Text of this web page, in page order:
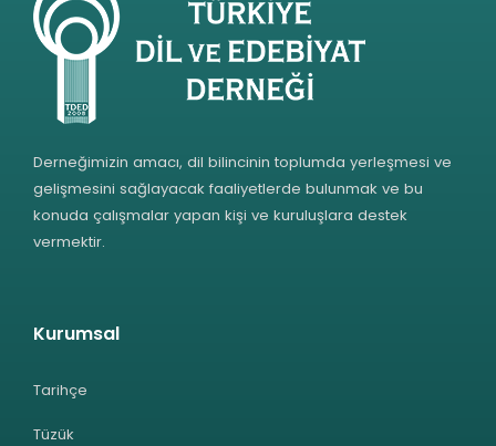
Derneğimizin amacı, dil bilincinin toplumda yerleşmesi ve
gelişmesini sağlayacak faaliyetlerde bulunmak ve bu
konuda çalışmalar yapan kişi ve kuruluşlara destek
vermektir.
Kurumsal
Tarihçe
Tüzük